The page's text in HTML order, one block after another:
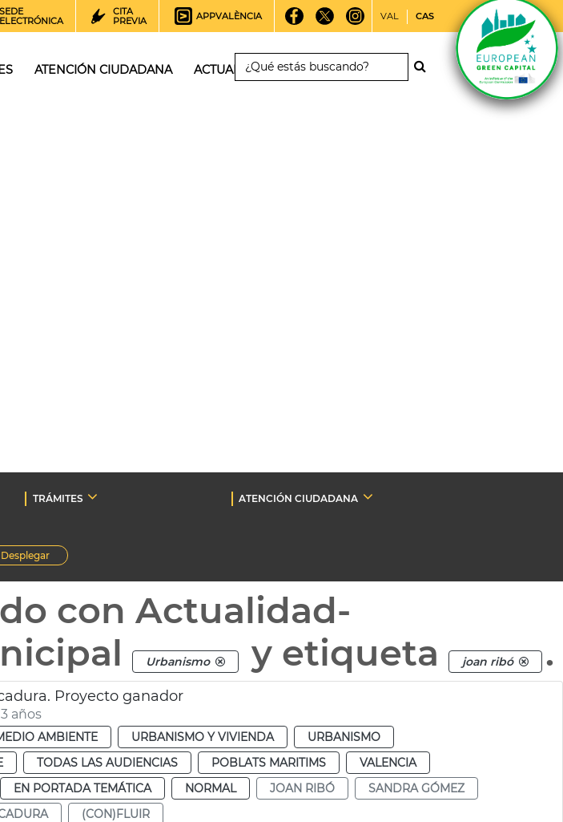
SEDE
ELECTRÓNICA
CITA
PREVIA
APPVALÈNCIA VAL CAS
ATENCIÓN CIUDADANA ACTUALIDAD
TRÁMITES
ATENCIÓN CIUDADANA
Desplegar
con Actualidad-
Urbanismo y etiqueta joan ribó .
Proyecto ganador
años
AMBIENTE URBANISMO Y VIVIENDA
URBANISMO
TODAS LAS AUDIENCIAS POBLATS MARITIMS
VALENCIA
EN PORTADA TEMÁTICA NORMAL JOAN RIBÓ
SANDRA GÓMEZ
(CON)FLUIR